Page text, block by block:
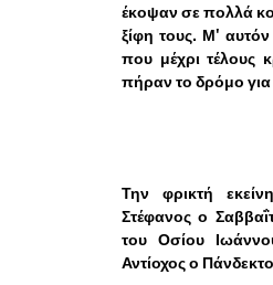
έκοψαν σε πολλά
ξίφη τους. Μ' αυτόν
που μέχρι τέλους
πήραν το δρόμο για
Την φρικτή
Στέφανος ο
του Οσίου
Αντίοχος ο